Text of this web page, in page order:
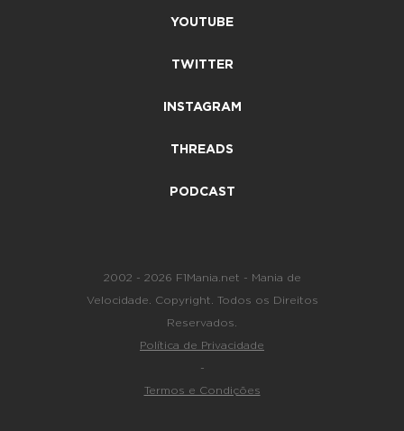
YOUTUBE
TWITTER
INSTAGRAM
THREADS
PODCAST
2002 - 2026 F1Mania.net - Mania de
Velocidade. Copyright. Todos os Direitos
Reservados.
Política de Privacidade
-
Termos e Condições